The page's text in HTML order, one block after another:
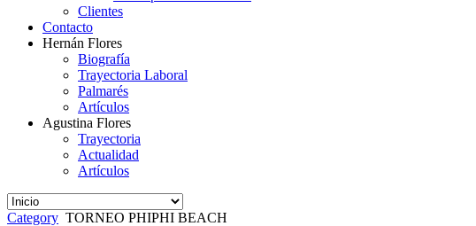
Clientes
Contacto
Hernán Flores
Biografía
Trayectoria Laboral
Palmarés
Artículos
Agustina Flores
Trayectoria
Actualidad
Artículos
Category TORNEO PHIPHI BEACH